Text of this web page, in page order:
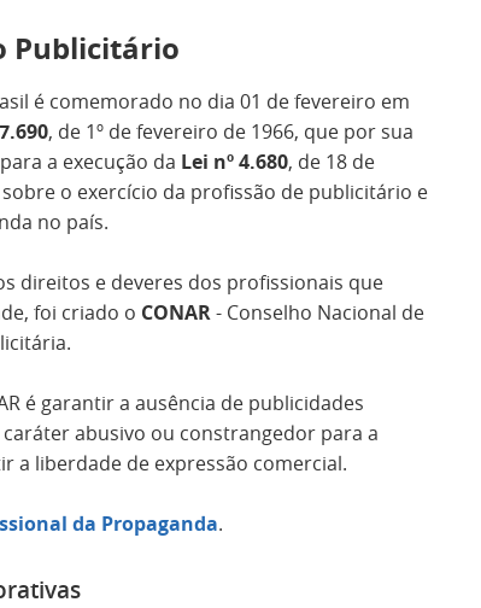
Publicitário
é comemorado no dia 01 de fevereiro em
, de 1º de fevereiro de 1966, que por sua
a execução da Lei nº 4.680, de 18 de
o exercício da profissão de publicitário e
no país.
direitos e deveres dos profissionais que
foi criado o CONAR- Conselho Nacional de
é garantir a ausência de publicidades
abusivo ou constrangedor para a
a liberdade de expressão comercial.
da Propaganda.